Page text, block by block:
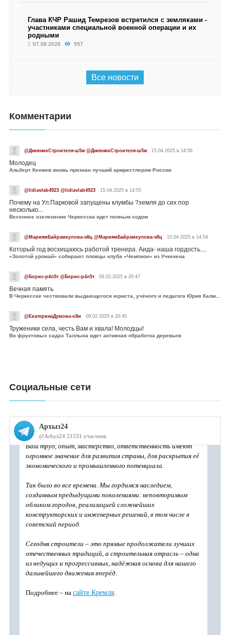
Глава КЧР Рашид Темрезов встретился с земляками -
участниками специальной военной операции и их
родными
07.08.2026 557
Все новости
Комментарии
@ДневникСтроителя-ш5ж @ДневникСтроителя-ш5ж 15.04.2025 в 14:56
Молодец
Альберт Кенжев вновь признан лучший армрестлером России
@lidiavlab4923 @lidiavlab4923 15.04.2025 в 14:55
Почему на Ул.Парковой запущены клумбы ?земля до сих пор
несколько...
Весеннее озеленение Черкесска идет полным ходом
@МариямБайрамкулова-э8ц @МариямБайрамкулова-э8ц 15.04.2025 в 14:54
Который год восхищаюсь работой тренера. Аида- наша гордость....
«Золотой урожай» собирают пловцы клуба «Чемпион» из Учкекена
@Борис-р4л5т @Борис-р4л5т 09.02.2025 в 20:47
Вечная память
В Черкесске чествовали выдающегося юриста, учёного и педагога Юрия Калмыкова
@ЕкатеринаДумова-о8и 09.02.2025 в 20:45
Труженики села, честь Вам и хвала! Молодцы!
Во фруктовых садах Таллыка идет активная обработка деревьев
Социальные сети